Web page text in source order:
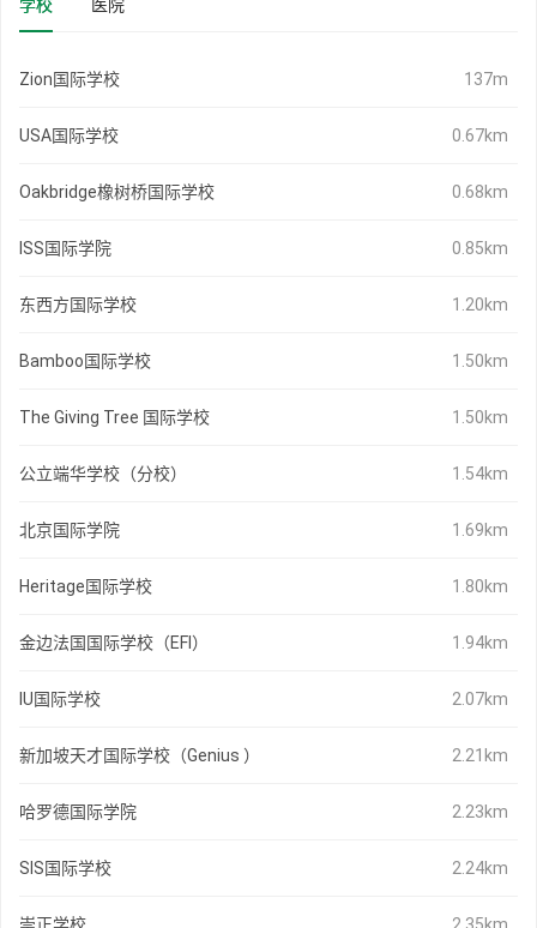
学校 医院
Zion国际学校 137m
USA国际学校 0.67km
Oakbridge橡树桥国际学校 0.68km
ISS国际学院 0.85km
东西方国际学校 1.20km
Bamboo国际学校 1.50km
The Giving Tree 国际学校 1.50km
公立端华学校（分校） 1.54km
北京国际学院 1.69km
Heritage国际学校 1.80km
金边法国国际学校（EFI） 1.94km
IU国际学校 2.07km
新加坡天才国际学校（Genius ） 2.21km
哈罗德国际学院 2.23km
SIS国际学校 2.24km